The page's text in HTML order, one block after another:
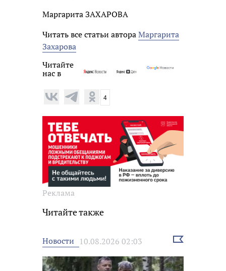
Маргарита ЗАХАРОВА
Читать все статьи автораМаргарита
Захарова
Читайте
нас в
4
Реклама
Читайте также
Новости 10.08.2026 02:03
Выбрать